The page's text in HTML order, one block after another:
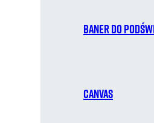
Baner do
Canvas